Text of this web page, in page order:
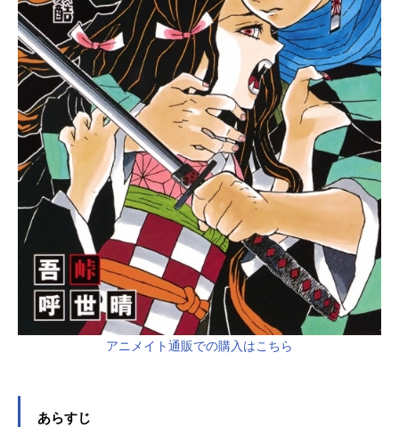
価格：627円（税込）【コミック】よ
ふかしのうた(20)通常版［あらす
じ］完結巻！夜に出会えた全てにあ
りがとう。ついに互いへの恋愛感情
を自覚したコウとナズナ。しかしそ
れは、吸血鬼と人間、ふたりの関係
がこれ以上今のままでいられないこ
とを示していた。「楽しかった！君
に会えて良かった！」恋と青春は真
夜中に生まれた。ふたりたのしよふ
かしラブス...
アニメイト通販での購入はこちら
あらすじ